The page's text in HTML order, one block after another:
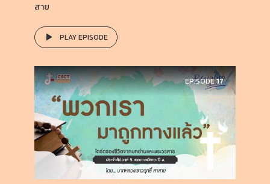
สาย
PLAY EPISODE
EPISODE17